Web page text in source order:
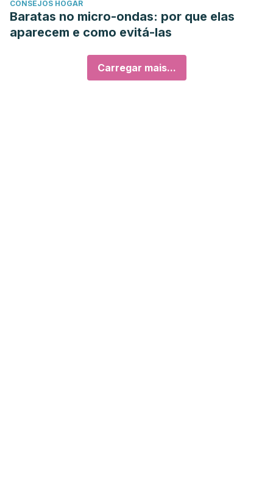
CONSEJOS HOGAR
Baratas no micro-ondas: por que elas
aparecem e como evitá-las
Carregar mais...